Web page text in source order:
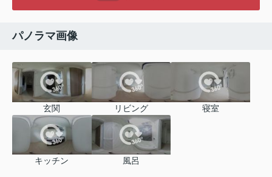
パノラマ画像
玄関 リビング 寝室
キッチン 風呂